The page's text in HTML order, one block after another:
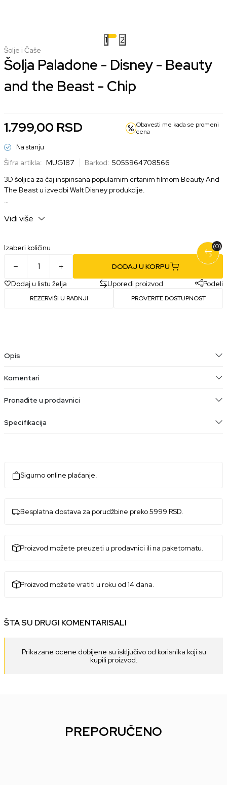
1 2
Šolje i Čaše
Šolja Paladone - Disney - Beauty
and the Beast - Chip
1.799,00 RSD
Obavesti me kada se promeni
cena
Na stanju
Šifra artikla: MUG187 Barkod: 5055964708566
3D šoljica za čaj inspirisana popularnim crtanim filmom Beauty And
The Beast u izvedbi Walt Disney produkcije.
Zvanično licencirani proizvod.
Vidi više
Izaberi količinu
DODAJ U KORPU
Dodaj u listu želja
Uporedi proizvod Podeli
REZERVIŠI U RADNJI PROVERITE DOSTUPNOST
(0)
Opis
Komentari
Pronađite u prodavnici
Specifikacija
Sigurno online plaćanje.
Besplatna dostava za porudžbine preko 5999 RSD.
Proizvod možete preuzeti u prodavnici ili na paketomatu.
Proizvod možete vratiti u roku od 14 dana.
ŠTA SU DRUGI KOMENTARISALI
Prikazane ocene dobijene su isključivo od korisnika koji su
kupili proizvod.
PREPORUČENO